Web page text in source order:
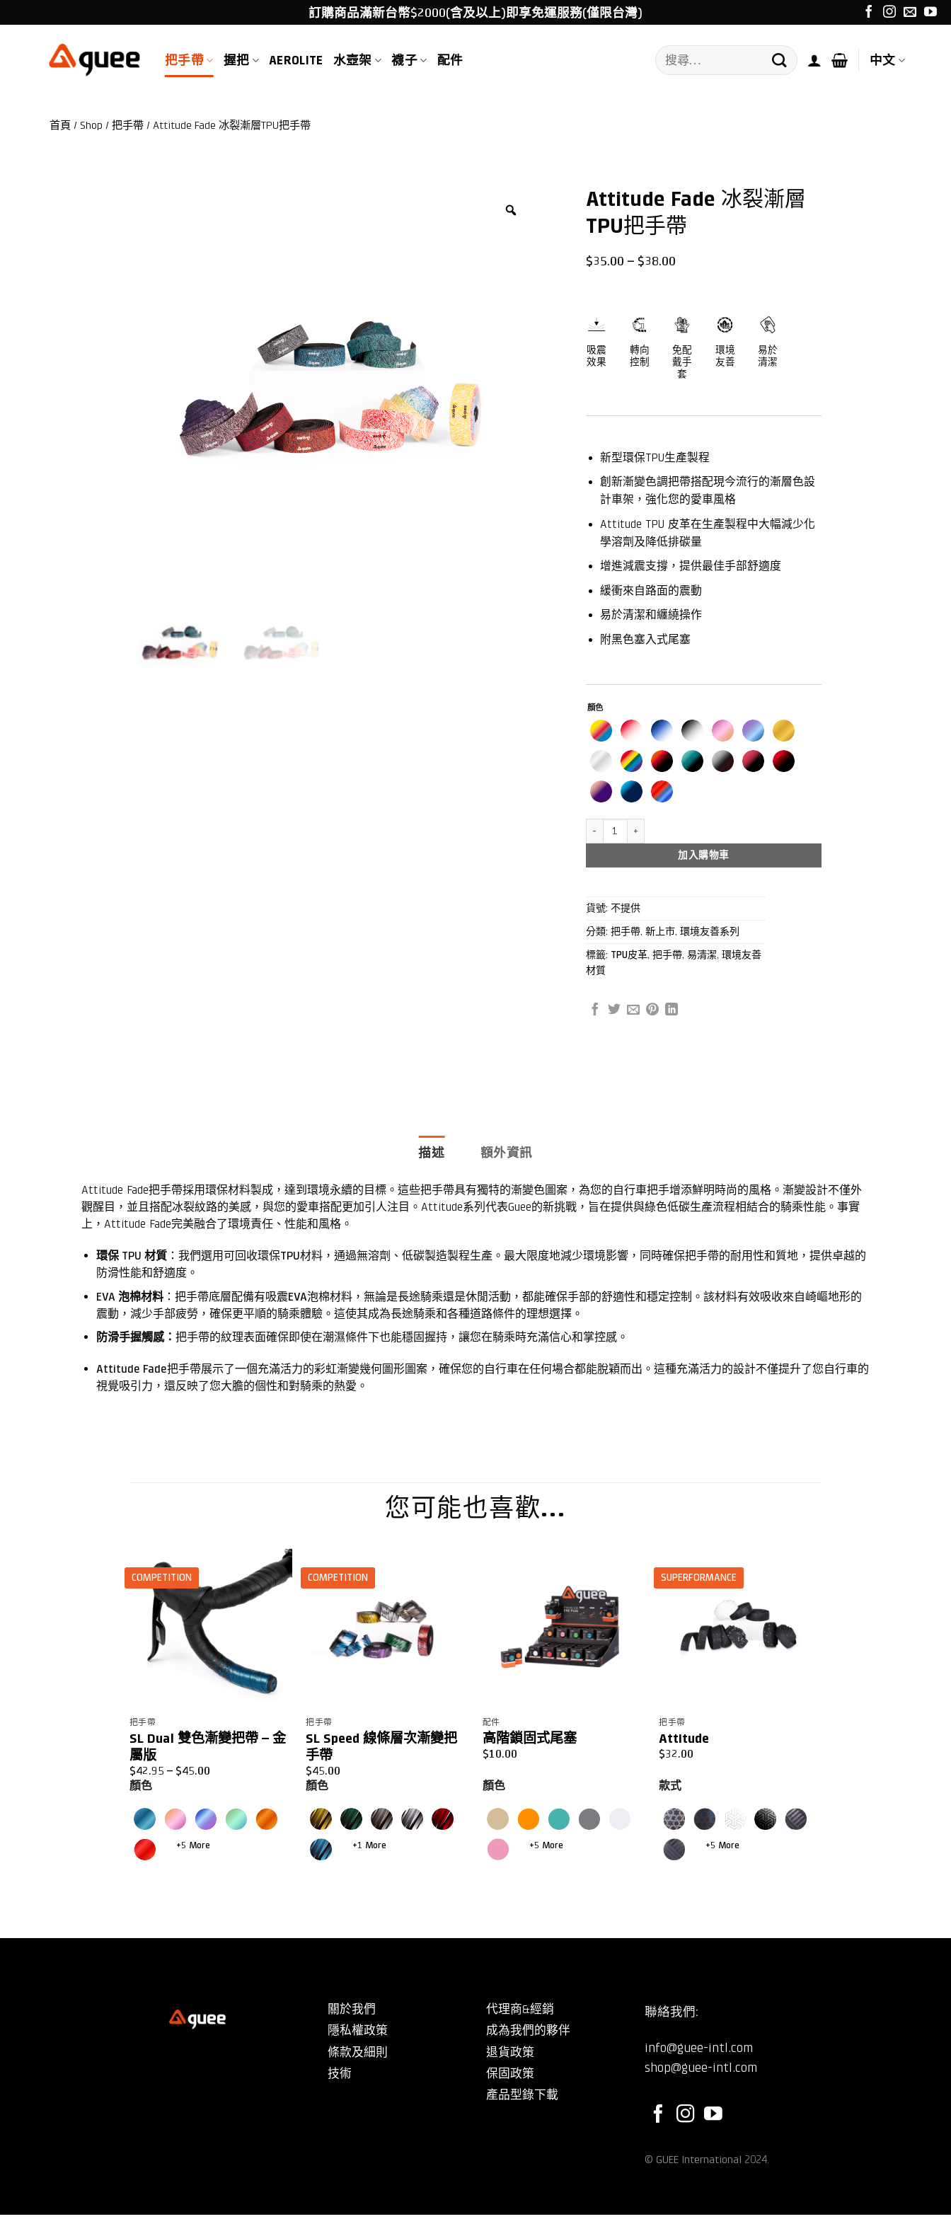
to
訂購商品滿新台幣$2000(含及以上)即享免運服務(僅限台灣)
把手帶 握把 AEROLITE 水壺架 襪子 配件
搜
尋
中文
首頁 / Shop / 把手帶 / Attitude Fade 冰裂漸層TPU把手帶
Attitude Fade 冰裂漸層
TPU把手帶
$35.00 – $38.00價
到
$38.00
吸震
效果
轉向
控制
免配
戴手
套
環境
友善
易於
清潔
新型環保TPU生產製程
創新漸變色調把帶搭配現今流行的漸層色設
計車架，強化您的愛車風格
Attitude TPU 皮革在生產製程中大幅減少化
學溶劑及降低排碳量
增進減震支撐，提供最佳手部舒適度
緩衝來自路面的震動
易於清潔和纏繞操作
附黑色塞入式尾塞
顏色
加入購物車
貨號: 不提供
分類: 把手帶, 新上市, 環境友善系列
標籤: TPU皮革, 把手帶, 易清潔, 環境友善
材質
描述 額外資訊
Attitude Fade把手帶採用環保材料製成，達到環境永續的目標。這些把手帶具有獨特的漸變色圖案，為您的自行車把手增添鮮明時尚的風格。漸變設計不僅外
觀醒目，並且搭配冰裂紋路的美感，與您的愛車搭配更加引人注目。Attitude系列代表Guee的新挑戰，旨在提供與綠色低碳生產流程相結合的騎乘性能。事實
上，Attitude Fade完美融合了環境責任、性能和風格。
環保 TPU 材質：我們選用可回收環保TPU材料，通過無溶劑、低碳製造製程生產。最大限度地減少環境影響，同時確保把手帶的耐用性和質地，提供卓越的
防滑性能和舒適度。
EVA 泡棉材料：把手帶底層配備有吸震EVA泡棉材料，無論是長途騎乘還是休閒活動，都能確保手部的舒適性和穩定控制。該材料有效吸收來自崎嶇地形的
震動，減少手部疲勞，確保更平順的騎乘體驗。這使其成為長途騎乘和各種道路條件的理想選擇。
防滑手握觸感： 把手帶的紋理表面確保即使在潮濕條件下也能穩固握持，讓您在騎乘時充滿信心和掌控感。
Attitude Fade把手帶展示了一個充滿活力的彩虹漸變幾何圖形圖案，確保您的自行車在任何場合都能脫穎而出。這種充滿活力的設計不僅提升了您自行車的
視覺吸引力，還反映了您大膽的個性和對騎乘的熱愛。
您可能也喜歡…
COMPETITION
把手帶
SL Dual 雙色漸變把帶 – 金
屬版
$42.95 – $45.00價
$42.95
到
顏色
+5 More
COMPETITION
把手帶
SL Speed 線條層次漸變把
手帶
$45.00
顏色
+1 More
配件
高階鎖固式尾塞
$10.00
顏色
+5 More
SUPERFORMANCE
把手帶
Attitude
$32.00
款式
+5 More
關於我們
隱私權政策
條款及細則
技術
代理商&經銷
成為我們的夥伴
退貨政策
保固政策
產品型錄下載
聯絡我們:
info@guee-intl.com
shop@guee-intl.com
© GUEE International 2024.